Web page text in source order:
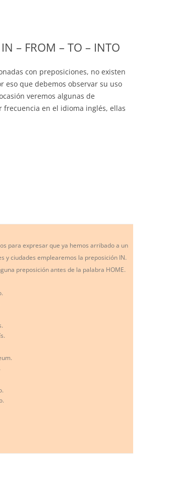
– FROM – TO – INTO
con preposiciones, no existen
eso que debemos observar su uso
veremos algunas de
en el idioma inglés, ellas
para expresar que ya hemos arribado a un
y ciudades emplearemos la preposición IN.
preposición antes de la palabra HOME.